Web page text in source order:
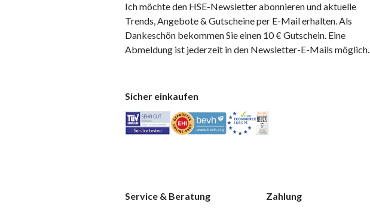
Ich möchte den HSE-Newsletter abonnieren und aktuelle
Trends, Angebote & Gutscheine per E-Mail erhalten. Als
Dankeschön bekommen Sie einen 10 € Gutschein. Eine
Abmeldung ist jederzeit in den Newsletter-E-Mails möglich.
Sicher einkaufen
Service & Beratung Zahlung